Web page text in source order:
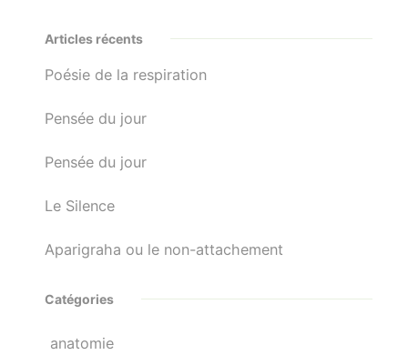
Articles récents
Poésie de la respiration
Pensée du jour
Pensée du jour
Le Silence
Aparigraha ou le non-attachement
Catégories
anatomie